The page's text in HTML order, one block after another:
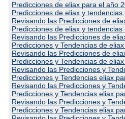
Predicciones de eliax para el año
Predicciones de eliax y
Revisando las Predicciones de
Predicciones de eliax y
Revisando las Predicciones de
Predicciones y Tendencias de
Revisando las Predicciones de
Predicciones y Tendencias de
Revisando las Predicciones y
Predicciones y Tendencias eliax
Revisando las Predicciones y
Predicciones y Tendencias eliax
Revisando las Predicciones y
Predicciones y Tendencias eliax